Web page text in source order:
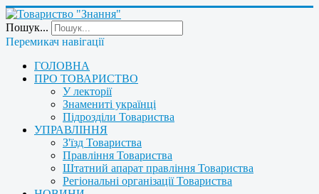
Пошук...
Перемикач навігації
ГОЛОВНА
ПРО ТОВАРИСТВО
У лекторії
Знамениті українці
Підрозділи Товариства
УПРАВЛІННЯ
З'їзд Товариства
Правління Товариства
Штатний апарат правління Товариства
Регіональні організації Товариства